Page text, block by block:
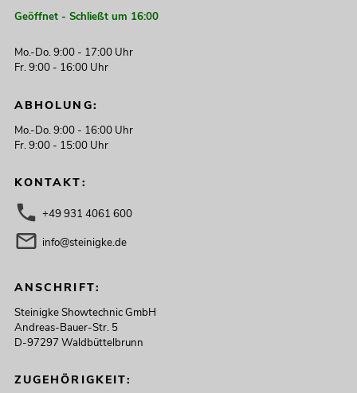
Geöffnet - Schließt um 16:00
Mo.-Do. 9:00 - 17:00 Uhr
Fr. 9:00 - 16:00 Uhr
ABHOLUNG:
Mo.-Do. 9:00 - 16:00 Uhr
Fr. 9:00 - 15:00 Uhr
KONTAKT:
+49 931 4061 600
info@steinigke.de
ANSCHRIFT:
Steinigke Showtechnic GmbH
Andreas-Bauer-Str. 5
D-97297 Waldbüttelbrunn
ZUGEHÖRIGKEIT: